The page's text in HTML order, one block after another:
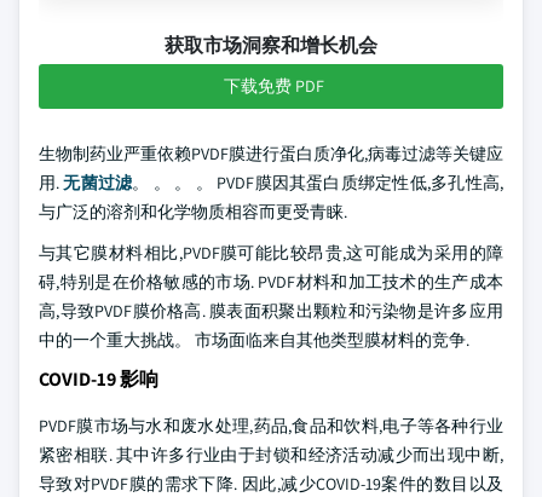
获取市场洞察和增长机会
下载免费 PDF
生物制药业严重依赖PVDF膜进行蛋白质净化,病毒过滤等关键应
用.无菌过滤。 。 。 。 PVDF膜因其蛋白质绑定性低,多孔性高,
与广泛的溶剂和化学物质相容而更受青睐.
与其它膜材料相比,PVDF膜可能比较昂贵,这可能成为采用的障
碍,特别是在价格敏感的市场. PVDF材料和加工技术的生产成本
高,导致PVDF膜价格高. 膜表面积聚出颗粒和污染物是许多应用
中的一个重大挑战。 市场面临来自其他类型膜材料的竞争.
COVID-19 影响
PVDF膜市场与水和废水处理,药品,食品和饮料,电子等各种行业
紧密相联. 其中许多行业由于封锁和经济活动减少而出现中断,
导致对PVDF膜的需求下降. 因此,减少COVID-19案件的数目以及